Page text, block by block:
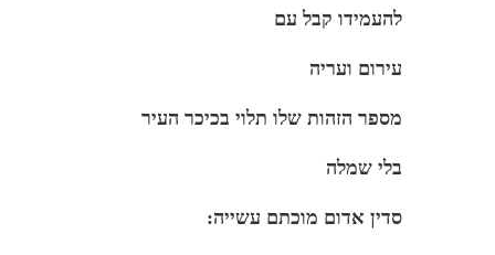
להעמידו קבל עם
עירום ועריה
מספר הזהות שלו תלוי בכיכר העיר
בלי שמלה
סדין אדום מוכתם עשייה: